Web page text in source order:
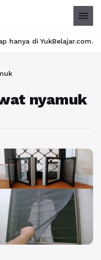
menu
YukBelajar.com. Mulai
nyamuk